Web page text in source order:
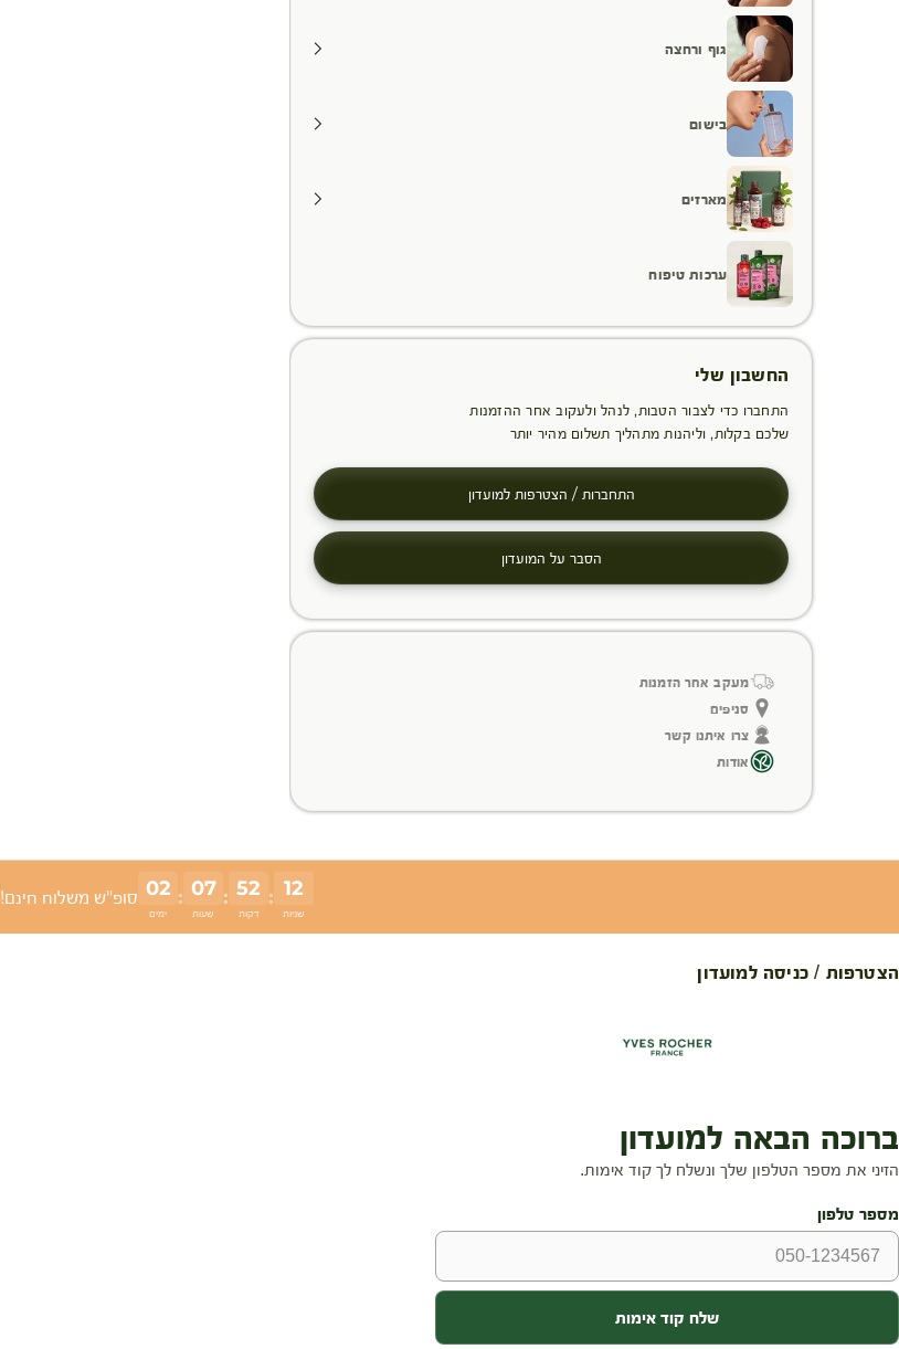
גוף ורחצה
בישום
מארזים
ערכות טיפוח
החשבון שלי
התחברו כדי לצבור הטבות, לנהל ולעקוב אחר ההזמנות
שלכם בקלות, וליהנות מתהליך תשלום מהיר יותר
התחברות / הצטרפות למועדון
הסבר על המועדון
מעקב אחר הזמנות
סניפים
צרו איתנו קשר
אודות
02
ימים
: 07
שעות
: 52
דקות
: 11
שניות
סופ"ש משלוח חינם!
הצטרפות / כניסה למועדון